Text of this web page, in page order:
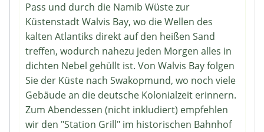
Pass und durch die Namib Wüste zur
Küstenstadt Walvis Bay, wo die Wellen des
kalten Atlantiks direkt auf den heißen Sand
treffen, wodurch nahezu jeden Morgen alles in
dichten Nebel gehüllt ist. Von Walvis Bay folgen
Sie der Küste nach Swakopmund, wo noch viele
Gebäude an die deutsche Kolonialzeit erinnern.
Zum Abendessen (nicht inkludiert) empfehlen
wir den "Station Grill" im historischen Bahnhof